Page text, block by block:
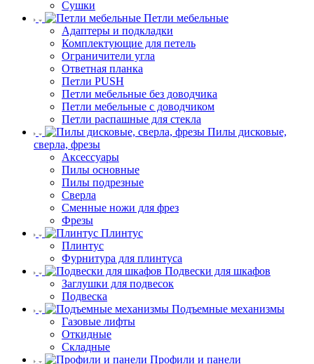
Сушки
Петли мебельные
Адаптеры и подкладки
Комплектующие для петель
Ограничители угла
Ответная планка
Петли PUSH
Петли мебельные без доводчика
Петли мебельные с доводчиком
Петли распашные для стекла
Пилы дисковые,
сверла, фрезы
Аксессуары
Пилы основные
Пилы подрезные
Сверла
Сменные ножи для фрез
Фрезы
Плинтус
Плинтус
Фурнитура для плинтуса
Подвески для шкафов
Заглушки для подвесок
Подвеска
Подъемные механизмы
Газовые лифты
Откидные
Складные
Профили и панели